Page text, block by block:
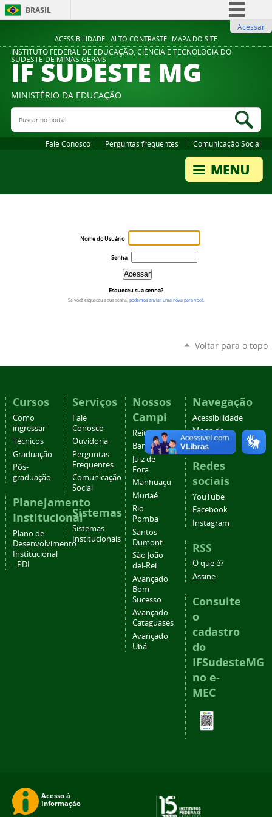
ACESSIBILIDADE ALTO CONTRASTE MAPA DO SITE
BRASIL
Comunica BR
Participe
Legislação
Acessar
INSTITUTO FEDERAL DE EDUCAÇÃO, CIÊNCIA E TECNOLOGIA DO
SUDESTE DE MINAS GERAIS
IF SUDESTE MG
MINISTÉRIO DA EDUCAÇÃO
Buscar no portal
Fale Conosco Perguntas frequentes Comunicação Social
Nome do Usuário
Senha
Esqueceu sua senha?
Se você esqueceu a sua senha, podemos enviar uma nova para você.
Voltar para o topo
Cursos
Como
ingressar
Técnicos
Graduação
Pós-
graduação
Planejamento
Institucional
Plano de
Desenvolvimento
Institucional
- PDI
Serviços
Fale
Conosco
Ouvidoria
Perguntas
Frequentes
Comunicação
Social
Sistemas
Sistemas
Institucionais
Nossos
Campi
Reitoria
Barbacena
Juiz de
Fora
Manhuaçu
Muriaé
Rio
Pomba
Santos
Dumont
São João
del-Rei
Avançado
Bom
Sucesso
Avançado
Cataguases
Avançado
Ubá
Navegação
Acessibilidade
Mapa do
site
Redes
sociais
YouTube
Facebook
Instagram
RSS
O que é?
Assine
Consulte
o
cadastro
do
IFSudesteMG
no e-
MEC